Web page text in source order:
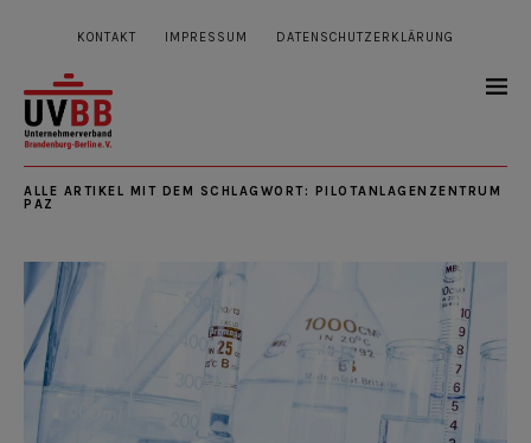
KONTAKT IMPRESSUM DATENSCHUTZERKLÄRUNG
ALLE ARTIKEL MIT DEM SCHLAGWORT:
PILOTANLAGENZENTRUM
PAZ